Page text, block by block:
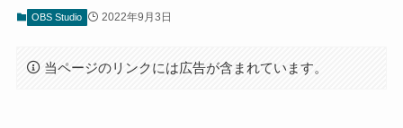
OBS Studio 2022年9月3日
当ページのリンクには広告が含まれています。